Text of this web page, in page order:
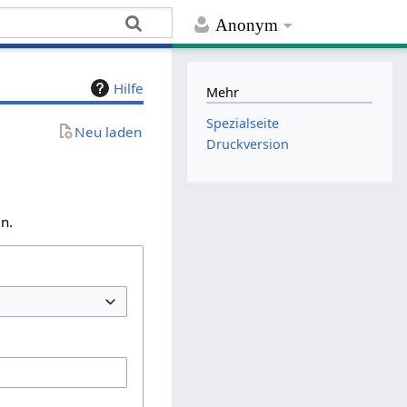
Anonym
Hilfe
Neu laden
Mehr
Spezialseite
Druckversion